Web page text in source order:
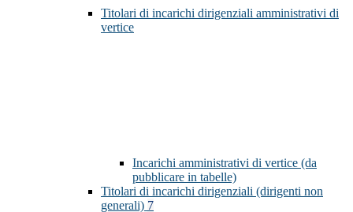
Titolari di incarichi dirigenziali amministrativi di
vertice
Incarichi amministrativi di vertice (da
pubblicare in tabelle)
Titolari di incarichi dirigenziali (dirigenti non
generali) 7